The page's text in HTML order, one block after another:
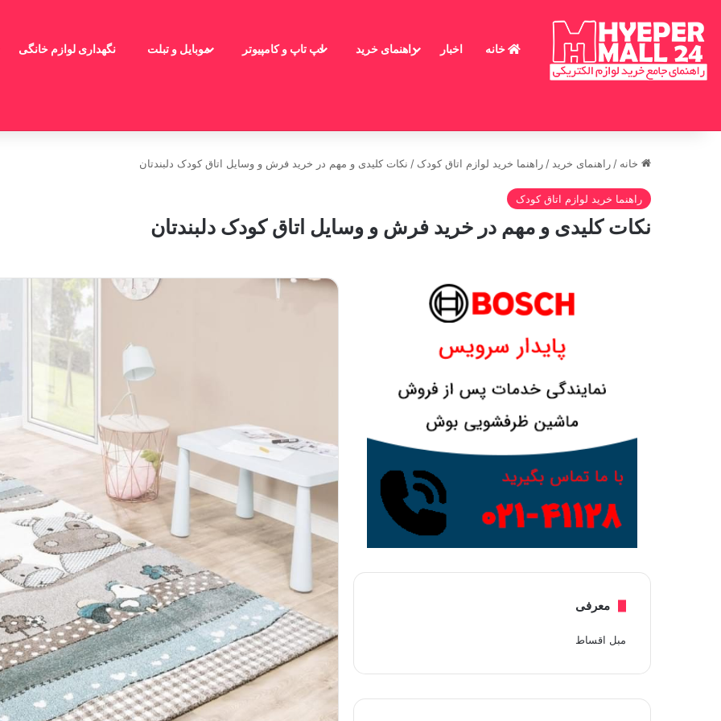
خانه اخبار راهنمای خرید لپ تاپ و کامپیوتر موبایل و تبلت نگهداری لوازم خانگی
خانه / راهنمای خرید / راهنما خرید لوازم اتاق کودک / نکات کلیدی و مهم در خرید فرش و وسایل اتاق کودک دلبندتان
راهنما خرید لوازم اتاق کودک
نکات کلیدی و مهم در خرید فرش و وسایل اتاق کودک دلبندتان
معرفی
مبل اقساط